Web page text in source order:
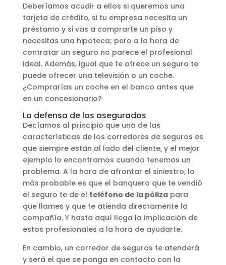
Deberíamos acudir a ellos si queremos una
tarjeta de crédito, si tu empresa necesita un
préstamo y si vas a comprarte un piso y
necesitas una hipoteca; pero a la hora de
contratar un seguro no parece el profesional
ideal. Además, igual que te ofrece un seguro te
puede ofrecer una televisión o un coche.
¿Comprarías un coche en el banco antes que
en un concesionario?
La defensa de los asegurados
Decíamos al principio que una de las
características de los corredores de seguros es
que siempre están al lado del cliente, y el mejor
ejemplo lo encontramos cuando tenemos un
problema. A la hora de afrontar el siniestro, lo
más probable es que el banquero que te vendió
el seguro te de el teléfono de la pólizapara
que llames y que te atienda directamente la
compañía. Y hasta aquí llega la implicación de
estos profesionales a la hora de ayudarte.
En cambio, un corredor de seguros te atenderá
y será el que se ponga en contacto con la